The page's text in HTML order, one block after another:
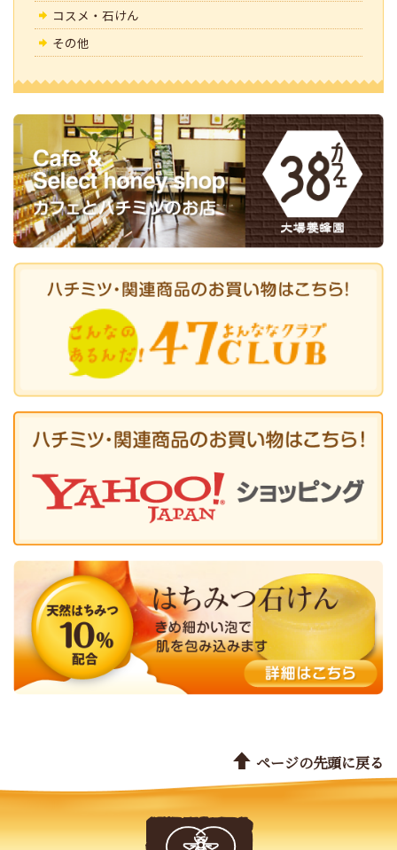
コスメ・石けん
その他
ページの先頭に戻る